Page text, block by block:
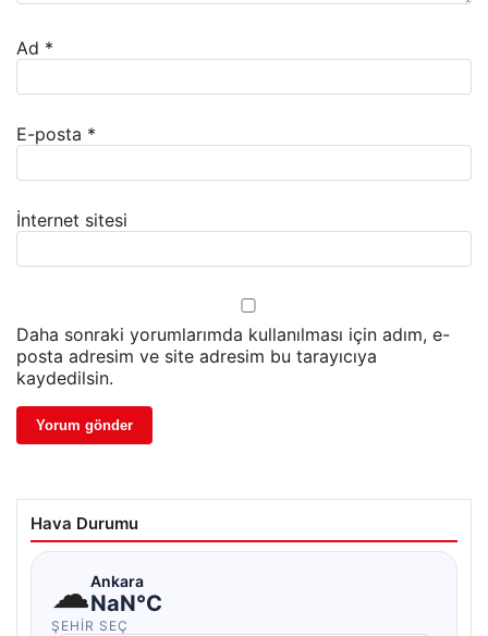
Ad *
E-posta *
İnternet sitesi
Daha sonraki yorumlarımda kullanılması için adım, e-
posta adresim ve site adresim bu tarayıcıya
kaydedilsin.
Hava Durumu
☁Ankara
NaN°C
ŞEHIR SEÇ